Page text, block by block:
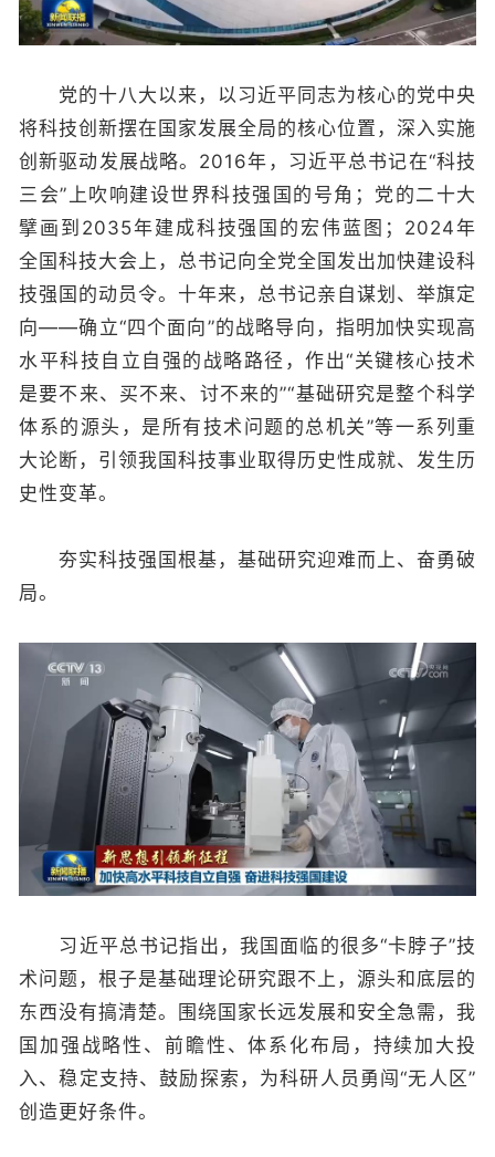
党的十八大以来，以习近平同志为核心的党中央
将科技创新摆在国家发展全局的核心位置，深入实施
创新驱动发展战略。2016年，习近平总书记在“科技
三会”上吹响建设世界科技强国的号角；党的二十大
擘画到2035年建成科技强国的宏伟蓝图；2024年
全国科技大会上，总书记向全党全国发出加快建设科
技强国的动员令。十年来，总书记亲自谋划、举旗定
向——确立“四个面向”的战略导向，指明加快实现高
水平科技自立自强的战略路径，作出“关键核心技术
是要不来、买不来、讨不来的”“基础研究是整个科学
体系的源头，是所有技术问题的总机关”等一系列重
大论断，引领我国科技事业取得历史性成就、发生历
史性变革。
夯实科技强国根基，基础研究迎难而上、奋勇破
局。
习近平总书记指出，我国面临的很多“卡脖子”技
术问题，根子是基础理论研究跟不上，源头和底层的
东西没有搞清楚。围绕国家长远发展和安全急需，我
国加强战略性、前瞻性、体系化布局，持续加大投
入、稳定支持、鼓励探索，为科研人员勇闯“无人区”
创造更好条件。